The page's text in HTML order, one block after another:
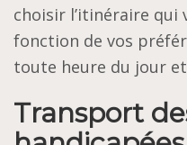
choisir l’itinéraire qui
fonction de vos
toute heure du jour
Transport